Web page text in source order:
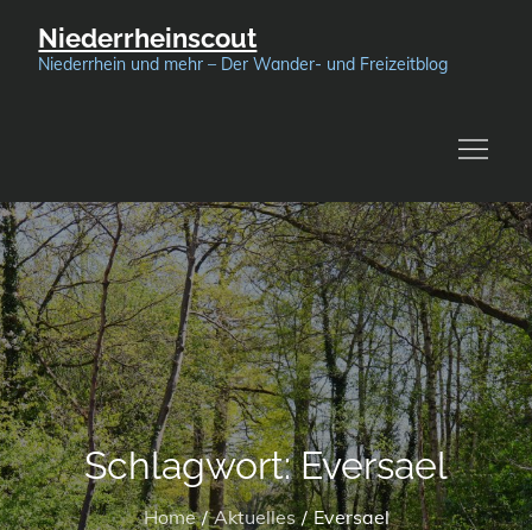
Niederrheinscout
Niederrhein und mehr – Der Wander- und Freizeitblog
Schlagwort:Eversael
Home Aktuelles Eversael